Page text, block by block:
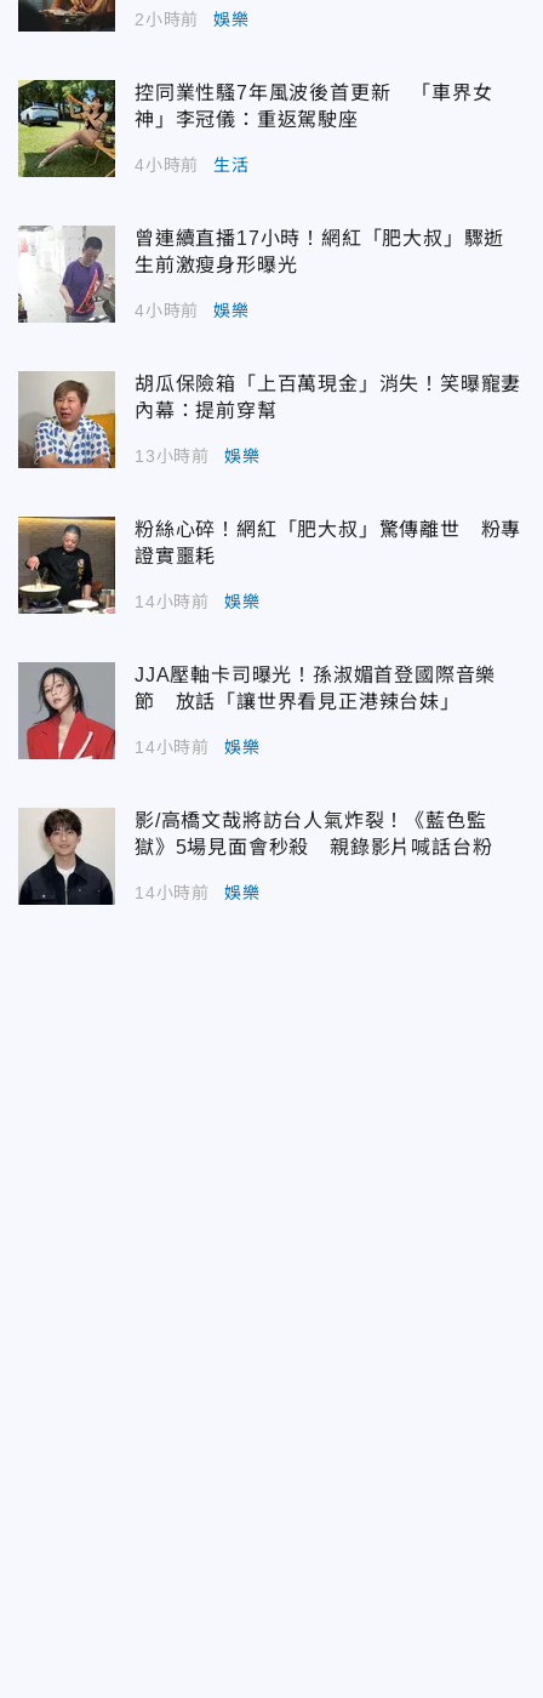
2小時前 娛樂
控同業性騷7年風波後首更新 「車界女
神」李冠儀：重返駕駛座
4小時前 生活
曾連續直播17小時！網紅「肥大叔」驟逝
生前激瘦身形曝光
4小時前 娛樂
胡瓜保險箱「上百萬現金」消失！笑曝寵妻
內幕：提前穿幫
13小時前 娛樂
粉絲心碎！網紅「肥大叔」驚傳離世 粉專
證實噩耗
14小時前 娛樂
JJA壓軸卡司曝光！孫淑媚首登國際音樂
節 放話「讓世界看見正港辣台妹」
14小時前 娛樂
影/高橋文哉將訪台人氣炸裂！《藍色監
獄》5場見面會秒殺 親錄影片喊話台粉
14小時前 娛樂